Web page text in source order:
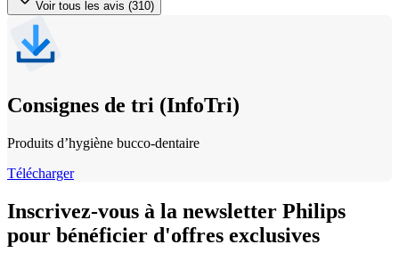
Voir tous les avis (310)
Consignes de tri (InfoTri)
Produits d’hygiène bucco‐dentaire
Télécharger
Inscrivez-vous à la newsletter Philips
pour bénéficier d'offres exclusives